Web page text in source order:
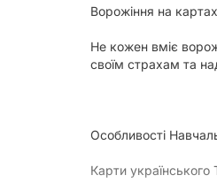
Ворожіння на
Не кожен вміє
своїм страхам та
Особливості
Карти